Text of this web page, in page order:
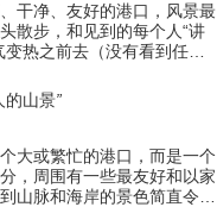
干净、友好的港口，风景最
散步，和见到的每个人“讲
热之前去（没有看到任何
的山景”
大或繁忙的港口，而是一个
，周围有一些最友好和以家
山脉和海岸的景色简直令人